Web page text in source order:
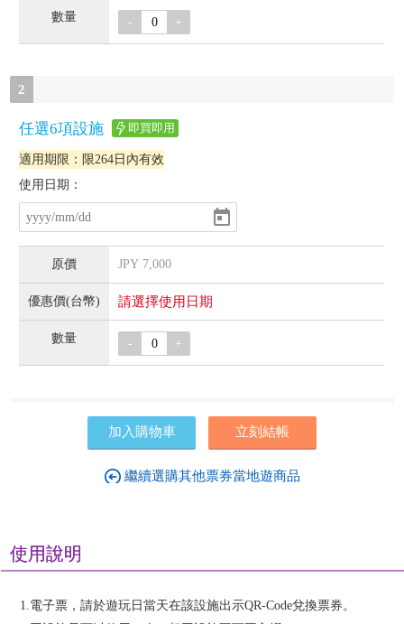
- +
2
任選6項設施 即買即用
適用期限：限264日內有效
使用日期：
JPY 7,000
請選擇使用日期
- +
加入購物車 立刻結帳
繼續選購其他票券當地遊商品
使用說明
1.電子票，請於遊玩日當天在該設施出示QR-Code兌換票券。